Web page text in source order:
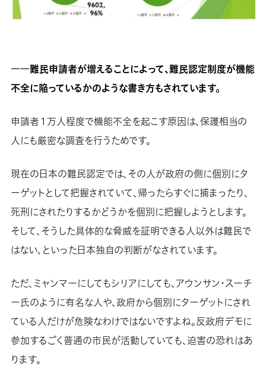
――難民申請者が増えることによって、難民認定制度が機能
不全に陥っているかのような書き方もされています。
申請者１万人程度で機能不全を起こす原因は、保護相当の
人にも厳密な調査を行うためです。
現在の日本の難民認定では、その人が政府の側に個別にタ
ーゲットとして把握されていて、帰ったらすぐに捕まったり、
死刑にされたりするかどうかを個別に把握しようとします。
そして、そうした具体的な脅威を証明できる人以外は難民で
はない、といった日本独自の判断がなされています。
ただ、ミャンマーにしてもシリアにしても、アウンサン・スーチ
ー氏のように有名な人や、政府から個別にターゲットにされ
ている人だけが危険なわけではないですよね。反政府デモに
参加するごく普通の市民が活動していても、迫害の恐れはあ
ります。